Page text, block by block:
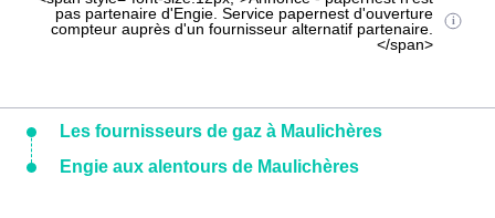
pas partenaire d'Engie. Service papernest d'ouverture
compteur auprès d'un fournisseur alternatif partenaire.
</span>
Les fournisseurs de gaz à Maulichères
Engie aux alentours de Maulichères